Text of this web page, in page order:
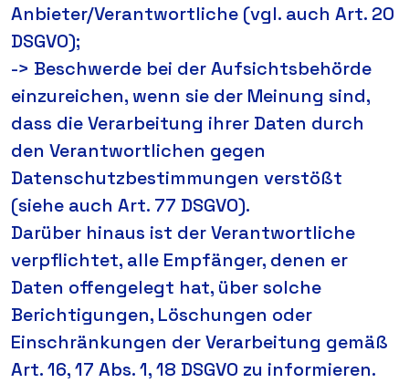
Anbieter/Verantwortliche (vgl. auch Art. 20
DSGVO);
-> Beschwerde bei der Aufsichtsbehörde
einzureichen, wenn sie der Meinung sind,
dass die Verarbeitung ihrer Daten durch
den Verantwortlichen gegen
Datenschutzbestimmungen verstößt
(siehe auch Art. 77 DSGVO).
Darüber hinaus ist der Verantwortliche
verpflichtet, alle Empfänger, denen er
Daten offengelegt hat, über solche
Berichtigungen, Löschungen oder
Einschränkungen der Verarbeitung gemäß
Art. 16, 17 Abs. 1, 18 DSGVO zu informieren.